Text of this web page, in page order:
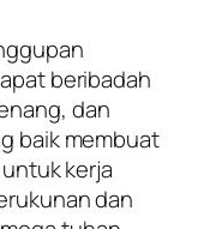
beribadah
dan
baik membuat
kerja
dan